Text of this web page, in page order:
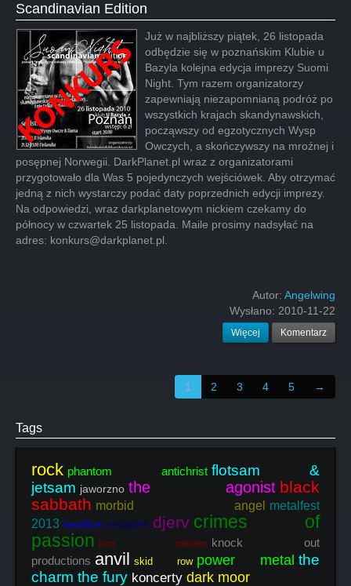
Scandinavian Edition
Już w najbliższy piątek, 26 listopada
odbędzie się w poznańskim Klubie u
Bazyla kolejna edycja imprezy Suomi
Night. Tym razem organizatorzy
zapewniają niezapomnianą podróż po
wszystkich krajach skandynawskich,
począwszy od egzotycznych Wysp
Owczych, a skończywszy na mroźnej i
posępnej Norwegii. DarkPlanet.pl wraz z organizatorami
przygotowało dla Was 5 pojedynczych wejściówek. Aby otrzymać
jedną z nich wystarczy podać daty poprzednich edycji imprezy.
Na odpowiedzi, wraz darkplanetowym nickiem czekamy do
północy w czwartek 25 listopada. Maile prosimy nadsyłać na
adres: konkurs@darkplanet.pl.
Autor: Angelwing
Wysłano: 2010-11-22
Więcej Komentarz
1 2 3 4 5 →
Tags
rock phantom antichrist flotsam &
jetsam jaworzno the agonist black
sabbath morbid angel
metalfest
2013 sacrifice megadeth djerv crimes of
passion iron maiden knock out
productions anvil skid row power metal the
charm the fury koncerty dark moor